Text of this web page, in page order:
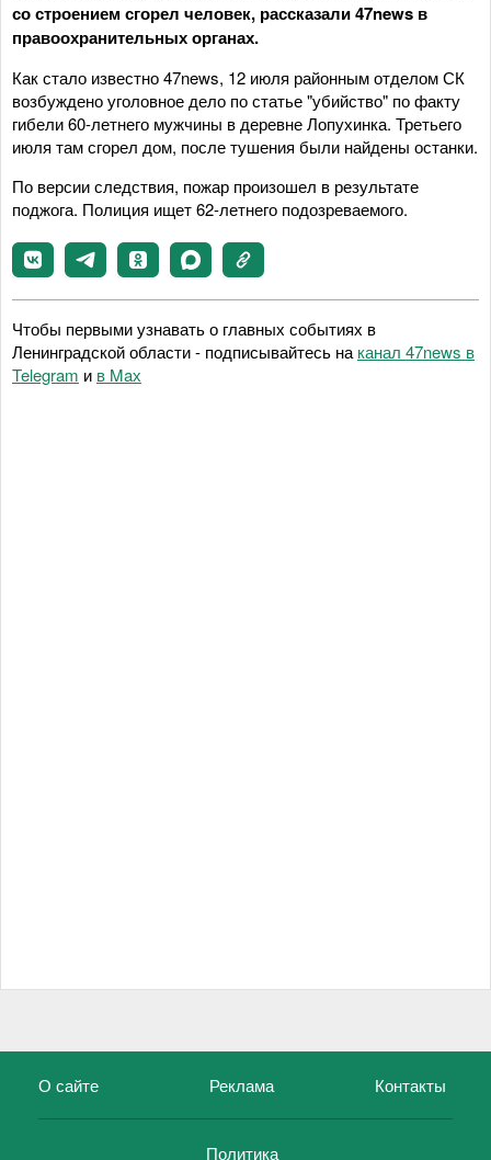
со строением сгорел человек, рассказали 47news в
правоохранительных органах.
Как стало известно 47news, 12 июля районным отделом СК
возбуждено уголовное дело по статье "убийство" по факту
гибели 60-летнего мужчины в деревне Лопухинка. Третьего
июля там сгорел дом, после тушения были найдены останки.
По версии следствия, пожар произошел в результате
поджога. Полиция ищет 62-летнего подозреваемого.
Чтобы первыми узнавать о главных событиях в
Ленинградской области - подписывайтесь на канал 47news в
Telegram и в Maх
О сайте Реклама Контакты
Политика